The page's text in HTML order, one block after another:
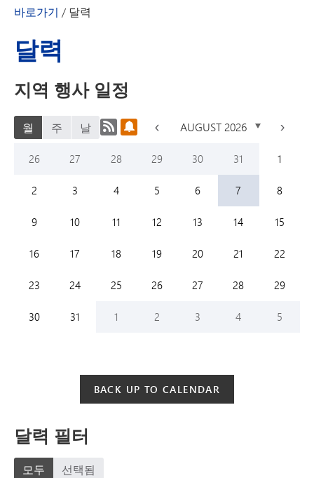
바로가기 / 달력
달력
지역 행사 일정
월 주 날 캘린더 RSS 피드
캘린더 알림 구독하기
< AUGUST 2026 >
Sunday,
July
26 Monday,
July
27 Tuesday,
July
28 Wednesday,
July
29 Thursday,
July
30 Friday,
July
31 August
1
Sunday,
August
2 Monday,
August
3 Tuesday,
August
4 Wednesday,
August
5 Thursday,
August
6 Friday,
August
7 August
8
Sunday,
August
9 Monday,
August
10 Tuesday,
August
11 Wednesday,
August
12 Thursday,
August
13 Friday,
August
14 August
15
Sunday,
August
16 Monday,
August
17 Tuesday,
August
18 Wednesday,
August
19 Thursday,
August
20 Friday,
August
21 August
22
Sunday,
August
23 Monday,
August
24 Tuesday,
August
25 Wednesday,
August
26 Thursday,
August
27 Friday,
August
28 August
29
Sunday,
August
30 Monday,
August
31 Tuesday,
September
1 Wednesday,
September
2 Thursday,
September
3 Friday,
September
4 5
BACK UP TO CALENDAR
달력 필터
모두
선택됨